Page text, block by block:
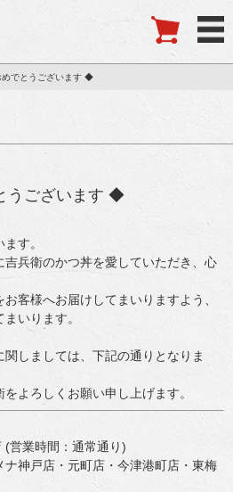
でとうございます ◆
うございます ◆
す。
吉兵衛のかつ丼を愛していただき、心
客様へお届けしてまいりますよう、
いります。
しましては、下記の通りとなりま
よろしくお願い申し上げます。
営業時間：通常通り)
ナ神戸店・元町店・今津港町店・東梅